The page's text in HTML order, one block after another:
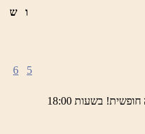
ו ש
ימי חמישי באתר השחזור בראש פינה מוזמנים לחוויה תרבותית, להנות מהיופי של ראש פינה העתיקה, עם שלל גלריות, דוכנים, הופעות חיות, בירה, ופעילות לילדים ואוכל! הכניסה חופשית! בשעות 18:00
5
6